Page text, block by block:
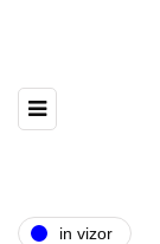
in vizor